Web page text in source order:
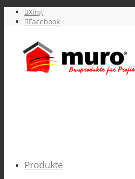
Xing
Facebook
Produkte